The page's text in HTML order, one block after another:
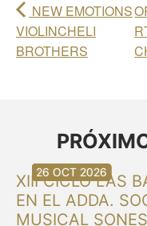
NEW EMOTIONS
VIOLINCHELI
BROTHERS
XIII CICLO LAS
EN EL ADDA.
MUSICAL
30 AUG 2026
30 AUG 2026
13 SEP 2026
20 SEP 2026
20 SEP 2026
26 SEP 2026
03 OCT 2026
16 OCT 2026
26 OCT 2026